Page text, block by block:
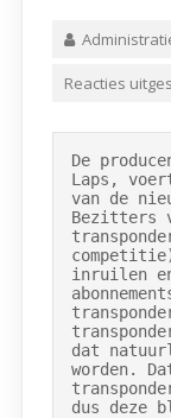
Reacties
De
Laps,
van de
Bezitters
inruilen
dat
worden.
dus deze